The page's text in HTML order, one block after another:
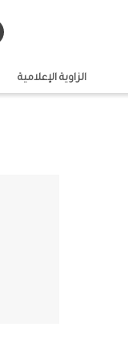
الزاوية الإعلامية